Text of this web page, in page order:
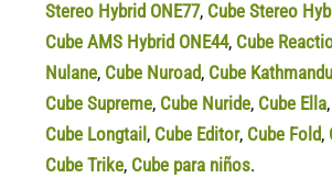
Stereo Hybrid ONE77, Cube Stereo
Cube AMS Hybrid ONE44, Cube
Nulane, Cube Nuroad, Cube Kathmandu
Cube Supreme, Cube Nuride, Cube Ella,
Cube Longtail , Cube Editor, Cube Fold,
Cube Trike, Cube para niños.